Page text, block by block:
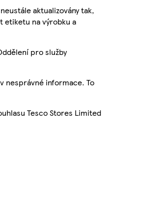
aktualizovány tak,
etiketu na výrobku a
pro služby
nesprávné informace. To
Tesco Stores Limited